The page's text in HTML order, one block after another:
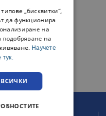
„бисквитки“,
да функционира
на
на
Научете
тук.